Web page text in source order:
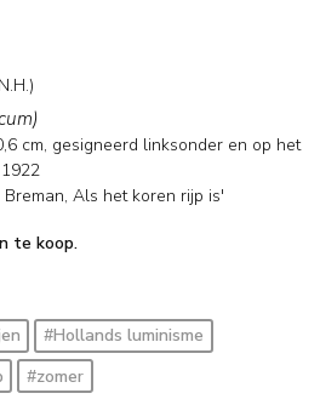
cm, gesigneerd linksonder en op het
Als het koren rijp is'
te koop.
#Hollands luminisme
#zomer